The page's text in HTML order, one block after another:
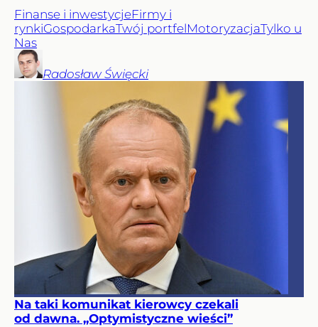
Finanse i inwestycjeFirmy i
rynkiGospodarkaTwój portfelMotoryzacjaTylko u
Nas
Radosław Święcki
Na taki komunikat kierowcy czekali
od dawna. „Optymistyczne wieści”